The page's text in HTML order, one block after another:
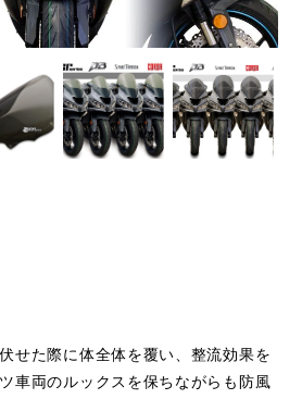
せた際に体全体を覆い、整流効果を
車両のルックスを保ちながらも防風